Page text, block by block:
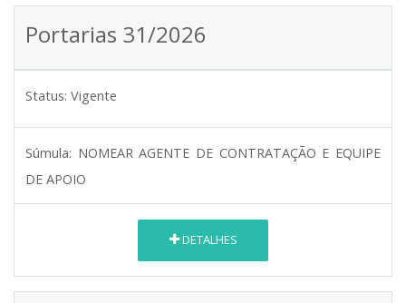
Portarias 31/2026
Status: Vigente
Súmula: NOMEAR AGENTE DE CONTRATAÇÃO E EQUIPE
DE APOIO
DETALHES